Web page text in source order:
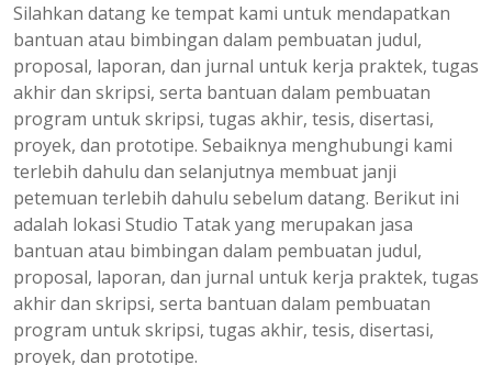
Silahkan datang ke tempat kami untuk mendapatkan
bantuan atau bimbingan dalam pembuatan judul,
proposal, laporan, dan jurnal untuk kerja praktek, tugas
akhir dan skripsi, serta bantuan dalam pembuatan
program untuk skripsi, tugas akhir, tesis, disertasi,
proyek, dan prototipe. Sebaiknya menghubungi kami
terlebih dahulu dan selanjutnya membuat janji
petemuan terlebih dahulu sebelum datang. Berikut ini
adalah lokasi Studio Tatak yang merupakan jasa
bantuan atau bimbingan dalam pembuatan judul,
proposal, laporan, dan jurnal untuk kerja praktek, tugas
akhir dan skripsi, serta bantuan dalam pembuatan
program untuk skripsi, tugas akhir, tesis, disertasi,
proyek, dan prototipe.